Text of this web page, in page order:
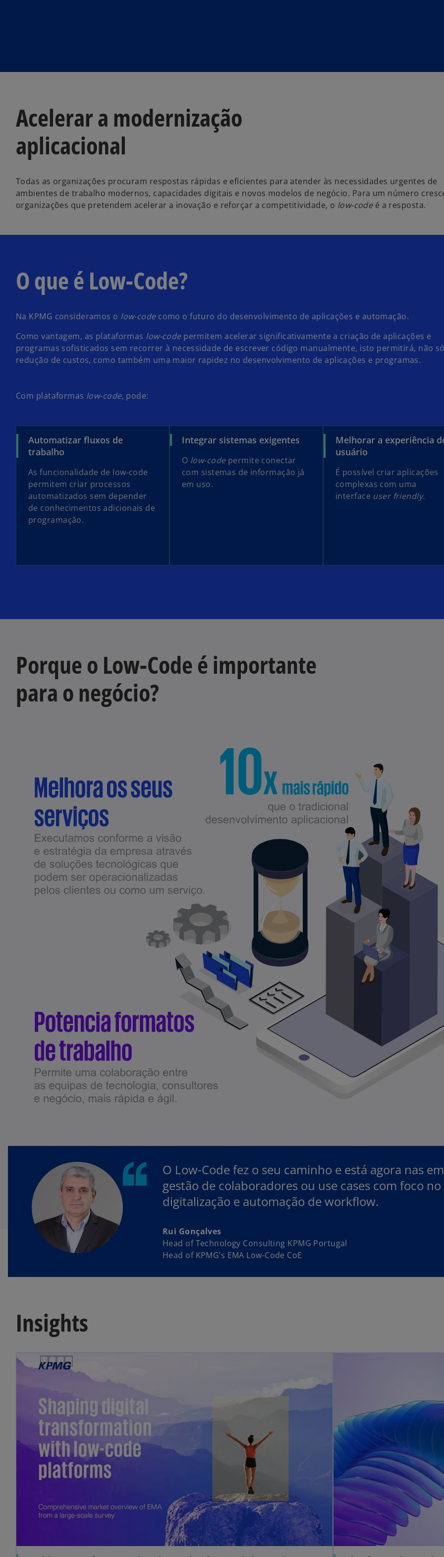
Acelerar a modernização
aplicacional
Todas as organizações procuram respostas rápidas e eficientes para atender às necessidades urgentes de
ambientes de trabalho modernos, capacidades digitais e novos modelos de negócio. Para um número
organizações que pretendem acelerar a inovação e reforçar a competitividade, o low-codeé a resposta.
O que é Low-Code?
Na KPMG consideramos o low-code como o futuro do desenvolvimento de aplicações e automação.
Como vantagem, as plataformas low-code permitem acelerar significativamente a criação de aplicações e
programas sofisticados sem recorrer à necessidade de escrever código manualmente, isto permitirá, não
redução de custos, como também uma maior rapidez no desenvolvimento de aplicações e programas.
Com plataformas low-code, pode:
Automatizar fluxos de
trabalho
As funcionalidade de low-code
permitem criar processos
automatizados sem depender
de conhecimentos adicionais de
programação.
Integrar sistemas exigentes
O low-codepermite conectar
com sistemas de informação já
em uso.
Melhorar a experiência
usuário
É possível criar aplicações
complexas com uma
interface user friendly.
Porque o Low-Code é importante
para o negócio?
O Low-Code fez o seu caminho e está agora nas
gestão de colaboradores ou use cases com foco
digitalização e automação de workflow.
Rui Gonçalves
Head of Technology Consulting KPMG Portugal
Head of KPMG’s EMA Low-Code CoE
Insights